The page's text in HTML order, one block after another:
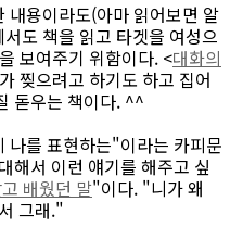
내용이라도(아마 읽어보면 알
도 책을 읽고 타겟을 여성으
보여주기 위함이다. <대화의
찢으려고 하기도 하고 집어
돋우는 책이다. ^^
나를 표현하는"이라는 카피문
해서 이런 얘기를 해주고 싶
배웠던 말"이다. "니가 왜
그래."